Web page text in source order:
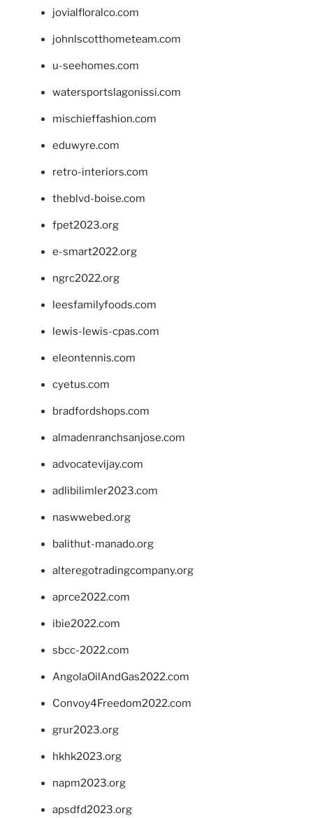
jovialfloralco.com
johnlscotthometeam.com
u-seehomes.com
watersportslagonissi.com
mischieffashion.com
eduwyre.com
retro-interiors.com
theblvd-boise.com
fpet2023.org
e-smart2022.org
ngrc2022.org
leesfamilyfoods.com
lewis-lewis-cpas.com
eleontennis.com
cyetus.com
bradfordshops.com
almadenranchsanjose.com
advocatevijay.com
adlibilimler2023.com
naswwebed.org
balithut-manado.org
alteregotradingcompany.org
aprce2022.com
ibie2022.com
sbcc-2022.com
AngolaOilAndGas2022.com
Convoy4Freedom2022.com
grur2023.org
hkhk2023.org
napm2023.org
apsdfd2023.org